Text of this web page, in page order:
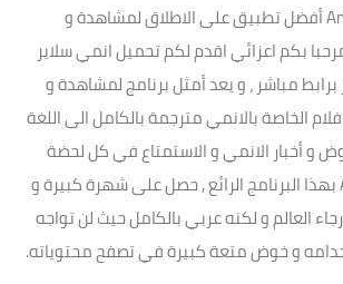
يعد Anime Slayer Apk أفضل تطبيق على الاطلاق لمشاهدة و
بكم اعزائي اقدم لكم تحميل انمي سلاير
برابط مباشر ، و يعد أمثل برنامج لمشاهدة و
الخاصة بالانمي مترجمة بالكامل الى اللغة
و أخبار الانمي و الاستمتاع في كل لحضة
على هاتفك Android بهذا البرنامج الرائع , حصل على شهرة كبيرة و
العالم و لكنه عربي بالكامل حيث لن تواجه
و خوض متعة كبيرة في تصفح محتوياته.